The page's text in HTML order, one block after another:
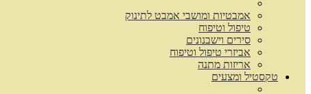
אמבטיות ומושבי אמבט לתינוק
טיפול וטיפוח
סירים וישבנונים
אביזרי טיפול וטיפוח
אריזות מתנה
טקסטיל ומצעים